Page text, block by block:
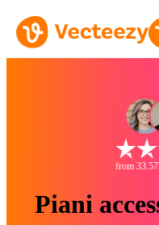
from
Piani